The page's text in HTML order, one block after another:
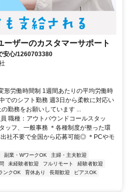
ーザーのカスタマーサポート
安心/1260703380
形労働時間制 1週間あたりの平均労働時
でのシフト勤務 週3日から柔軟に対応い
勤務をお願いしています ...
職種：アウトバウンドコールスタッ
ッフ、一般事務 ＊各種制度が整った環
社不要で全国から応募可能◎ ＊PCやモ
副業・WワークOK
主婦・主夫歓迎
未経験者歓迎 フルリモート
経験者歓迎
ンクOK 育休あり 長期歓迎
ピアスOK